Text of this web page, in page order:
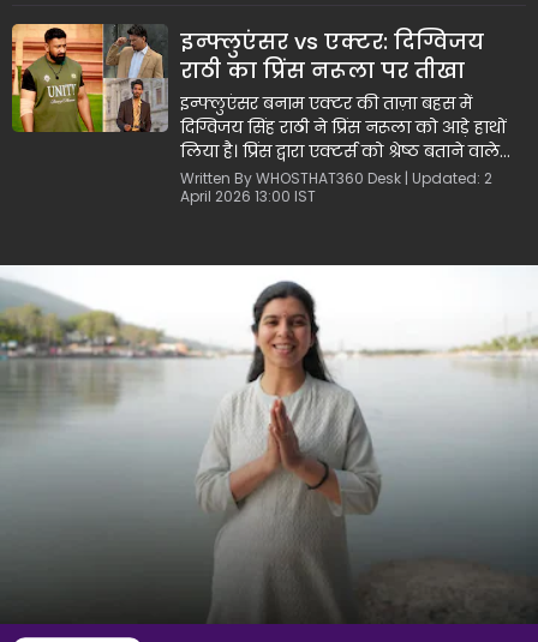
महत्वपूर्ण टिप यह है कि मटन कटलेट में खटास
के लिए 'काला सिरका' इस्तेमाल करें और चिकन
के लिए 'नींबू का रस', क्योंकि यही सही फ्लेवर
बैलेंस बनाता है।
इन्फ्लुएंसर vs एक्टर: दिग्विजय
राठी का प्रिंस नरूला पर तीखा
पलटवार
इन्फ्लुएंसर बनाम एक्टर की ताज़ा बहस में
दिग्विजय सिंह राठी ने प्रिंस नरूला को आड़े हाथों
लिया है। प्रिंस द्वारा एक्टर्स को श्रेष्ठ बताने वाले
संकेतों पर पलटवार करते हुए दिग्विजय ने कहा
कि आज के समय में इन्फ्लुएंसर्स ने अपनी मेहनत
मीडिया पर एक नई जंग छेड़ दी है, जहाँ फैंस अब दो
गुटों में बंट गए हैं।
Written By WHOSTHAT360 Desk | Updated: 2
April 2026 13:00 IST